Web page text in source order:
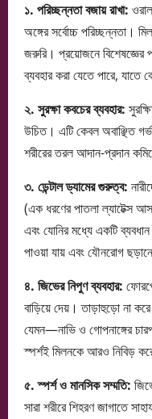
১. পরিচ্ছন্নতা বজায় রাখা:
অঙ্গের সর্বোচ্চ পরিচ্ছন্নতা।
জরুরি। প্রয়োজনে বিশেষজ্ঞের
ব্যবহার করা যেতে পারে,
২. সুরক্ষা কবচের ব্যবহার:
উচিত। এটি কেবল অবাঞ্ছিত
শরীরের তরল আদান-প্রদান
৩. ডেন্টাল ড্যামের গুরুত্ব:
(এক ধরণের পাতলা ল্যাটেক্স
এবং যোনির মধ্যে একটি
পাওয়া যায় এবং যৌনরোগ
৪. জিভের নিপুণ ব্যবহার:
বাড়িয়ে দেয়। তাড়াহুড়ো না
যেমন—নাভি ও গোপনাঙ্গের
স্পর্শই মিলনকে আরও নিবিড়
৫. স্পর্শ ও মানসিক সম্মতি:
সারা শরীরে শিহরণ জাগাতে